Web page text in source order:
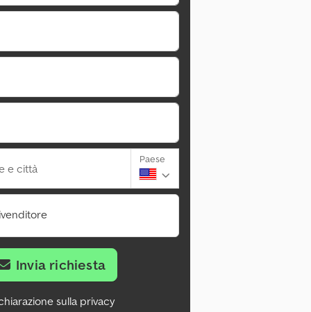
e città
Paese
Invia richiesta
sulla privacy